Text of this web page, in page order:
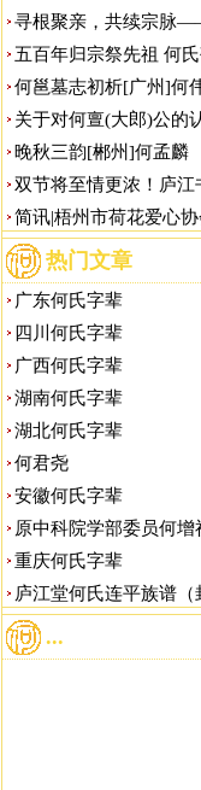
寻根聚亲，共续宗脉
五百年归宗祭先祖 何
何邕墓志初析[广州]何
关于对何亶(大郎)公的
晚秋三韵[郴州]何孟麟
双节将至情更浓！庐江
简讯|梧州市荷花爱心协
热门文章
广东何氏字辈
四川何氏字辈
广西何氏字辈
湖南何氏字辈
湖北何氏字辈
何君尧
安徽何氏字辈
原中科院学部委员何增
重庆何氏字辈
庐江堂何氏连平族谱（
...